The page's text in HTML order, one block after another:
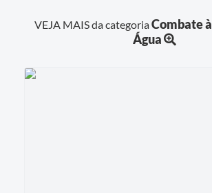
VEJA MAIS da categoriaCombate
Água